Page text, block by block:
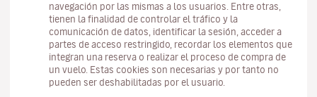
navegación por las mismas a los usuarios. Entre otras,
tienen la finalidad de controlar el tráfico y la
comunicación de datos, identificar la sesión, acceder a
partes de acceso restringido, recordar los elementos que
integran una reserva o realizar el proceso de compra de
un vuelo. Estas cookies son necesarias y por tanto no
pueden ser deshabilitadas por el usuario.